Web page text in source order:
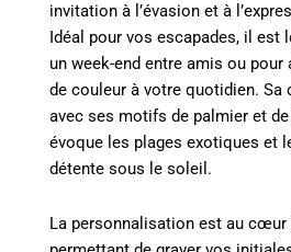
invitation à l’évasion et à
Idéal pour vos escapades, il est
un week-end entre amis ou
de couleur à votre quotidien. Sa
avec ses motifs de palmier et
évoque les plages exotiques et
détente sous le soleil.
La personnalisation est au cœur